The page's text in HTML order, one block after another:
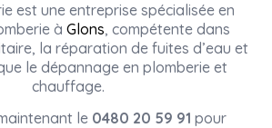
est une entreprise spécialisée en
à Glons, compétente dans
la réparation de fuites d’eau et
le dépannage en plomberie et
chauffage.
le 0480 20 59 91 pour